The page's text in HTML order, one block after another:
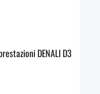
DENALI D3